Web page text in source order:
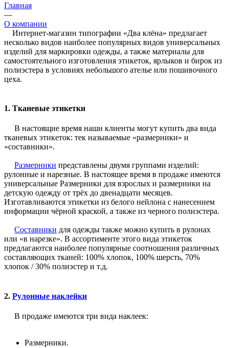
Главная
—
О компании
Интернет-магазин типографии «Два клёна» предлагает
несколько видов наиболее популярных видов универсальных
изделий для маркировки одежды, а также материалы для
самостоятельного изготовления этикеток, ярлыков и бирок из
полиэстера в условиях небольшого ателье или пошивочного
цеха.
1. Тканевые этикетки
В настоящие время наши клиенты могут купить два вида
тканевых этикеток: тек называемые «размерники» и
«составники».
Размерники представлены двумя группами изделий:
рулонные и нарезные. В настоящее время в продаже имеются
универсальные Размерники для взрослых и размерники на
детскую одежду от трёх до двенадцати месяцев.
Изготавливаются этикетки из белого нейлона с нанесением
информации чёрной краской, а также из черного полиэстера.
Составники для одежды также можно купить в рулонах
или «в нарезке». В ассортименте этого вида этикеток
предлагаются наиболее популярные соотношения различных
составляющих тканей: 100% хлопок, 100% шерсть, 70%
хлопок / 30% полиэстер и т.д.
2. Рулонные наклейки
В продаже имеются три вида наклеек:
Размерники.